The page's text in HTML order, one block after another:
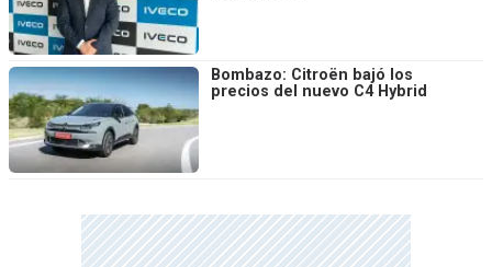
Bombazo: Citroën bajó los
precios del nuevo C4 Hybrid